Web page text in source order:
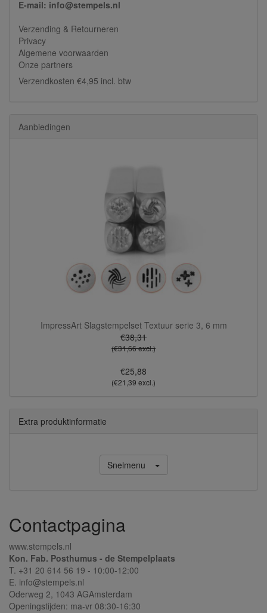
E-mail: info@stempels.nl
Verzending & Retourneren
Privacy
Algemene voorwaarden
Onze partners
Verzendkosten €4,95 incl. btw
Aanbiedingen
ImpressArt Slagstempelset Textuur serie 3, 6 mm
€38,31
(€31,66 excl.)
€25,88
(€21,39 excl.)
Extra produktinformatie
Snelmenu
Contactpagina
www.stempels.nl
Kon. Fab. Posthumus - de Stempelplaats
T. +31 20 614 56 19 - 10:00-12:00
E. info@stempels.nl
Oderweg 2, 1043 AGAmsterdam
Openingstijden: ma-vr 08:30-16:30